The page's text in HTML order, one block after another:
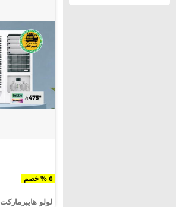
٥ % خصم
لولو هايبرماركت